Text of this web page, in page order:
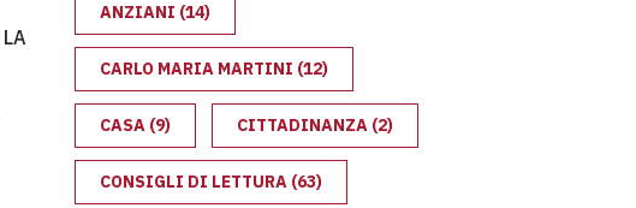
LA VITA DI TUTTI
ANZIANI (14)
CARLO MARIA MARTINI (12)
CASA (9) CITTADINANZA (2)
CONSIGLI DI LETTURA (63)